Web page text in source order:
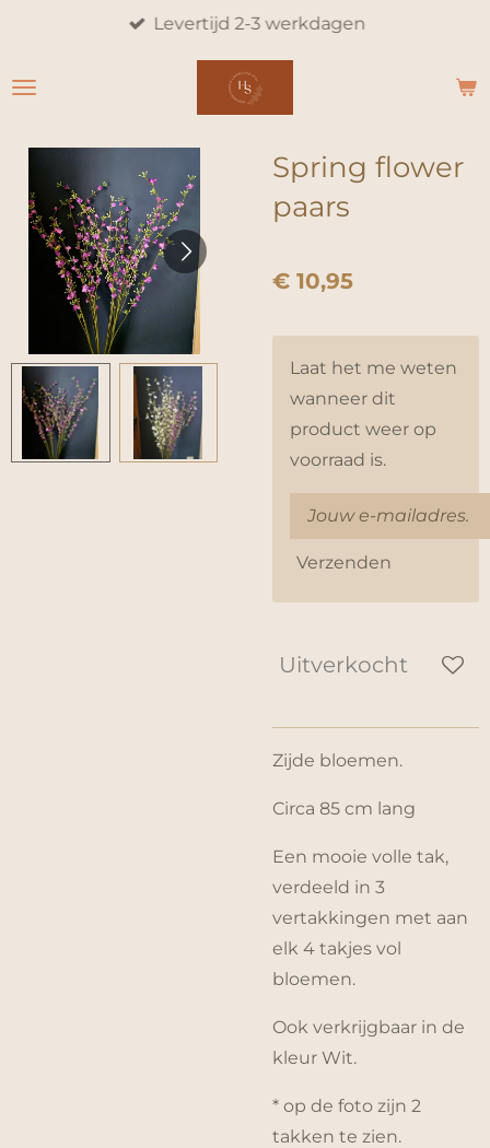
naar
hoofdinhoud
Levertijd 2-3 werkdagen
Spring flower
paars
€ 10,95
Laat het me weten
wanneer dit
product weer op
voorraad is.
Verzenden
Uitverkocht
Zijde bloemen.
Circa 85 cm lang
Een mooie volle tak,
verdeeld in 3
vertakkingen met aan
elk 4 takjes vol
bloemen.
Ook verkrijgbaar in de
kleur Wit.
* op de foto zijn 2
takken te zien.